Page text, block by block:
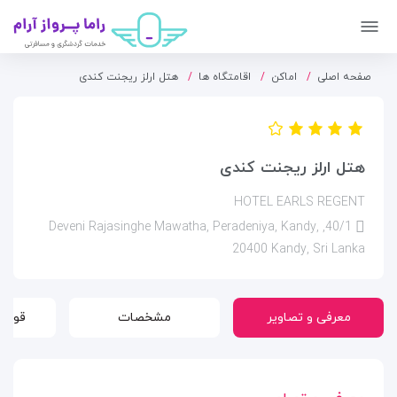
صفحه اصلی اماکن اقامتگاه ها هتل ارلز ریجنت کندی
هتل ارلز ریجنت کندی
HOTEL EARLS REGENT
40/1, Deveni Rajasinghe Mawatha, Peradeniya, Kandy,
20400 Kandy, Sri Lanka
معرفی و تصاویر مشخصات